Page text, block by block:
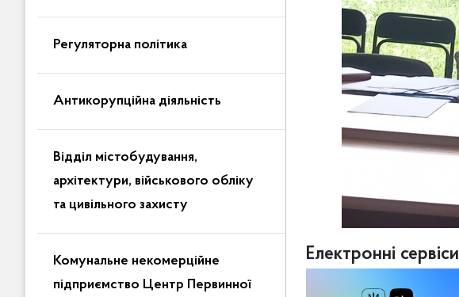
Регуляторна політика
Антикорупційна діяльність
Відділ містобудування,
архітектури, військового обліку
та цивільного захисту
Комунальне некомерційне
підприємство Центр Первинної
Електронні сервіси